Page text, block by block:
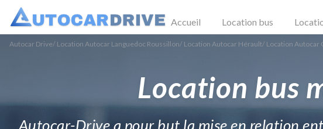
Accueil Location bus
Autocar Drive/ Location Autocar Languedoc Roussillon/ Location Autocar Hérault/ Location Autocar
Location bus
Autocar-Drive a pour but la mise en relation